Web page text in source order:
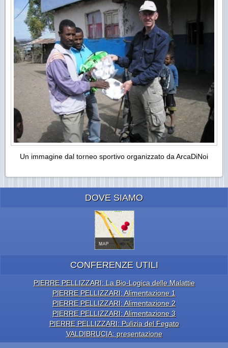
Un immagine dal torneo sportivo organizzato da ArcaDiNoi
DOVE SIAMO
CONFERENZE UTILI
PIERRE PELLIZZARI: La Bio-Logica delle Malattie
PIERRE PELLIZZARI: Alimentazione 1
PIERRE PELLIZZARI: Alimentazione 2
PIERRE PELLIZZARI: Alimentazione 3
PIERRE PELLIZZARI: Pulizia del Fegato
VALDIBRUCIA: presentazione